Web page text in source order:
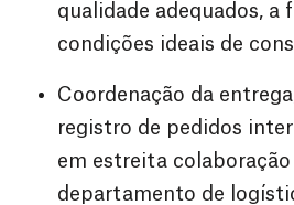
qualidade adequados, a
condições ideais de
Coordenação da
registro de pedidos
em estreita
departamento de